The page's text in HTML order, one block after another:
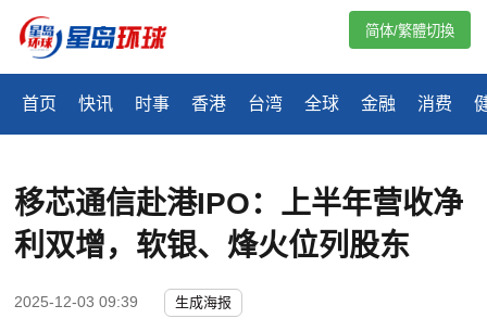
首页 快讯 时事 香港 台湾 全球 金融 消费
简体/繁體切換
移芯通信赴港IPO：上半年营收净
利双增，软银、烽火位列股东
2025-12-03 09:39 生成海报